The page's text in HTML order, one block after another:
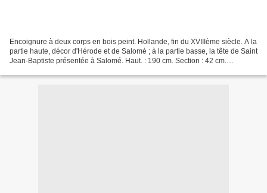
Encoignure à deux corps en bois peint. Hollande, fin du XVIIIème siècle. A la
partie haute, décor d'Hérode et de Salomé ; à la partie basse, la tête de Saint
Jean-Baptiste présentée à Salomé. Haut. : 190 cm. Section : 42 cm.